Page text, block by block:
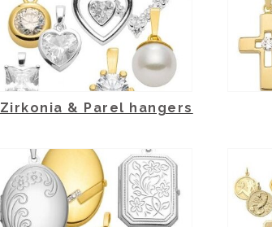
Zirkonia & Parel hangers